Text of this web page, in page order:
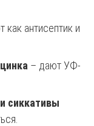
как антисептик и
– дают УФ-
сиккативы